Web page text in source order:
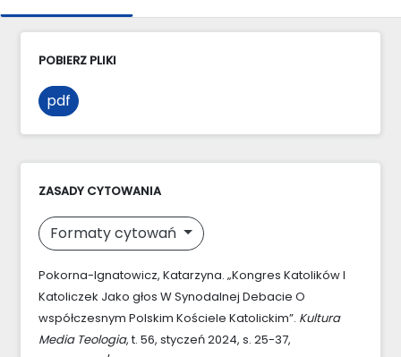
POBIERZ PLIKI
pdf
ZASADY CYTOWANIA
Formaty cytowań
Pokorna-Ignatowicz, Katarzyna. „Kongres Katolików I
Katoliczek Jako głos W Synodalnej Debacie O
współczesnym Polskim Kościele Katolickim”. Kultura
Media Teologia, t. 56, styczeń 2024, s. 25-37,